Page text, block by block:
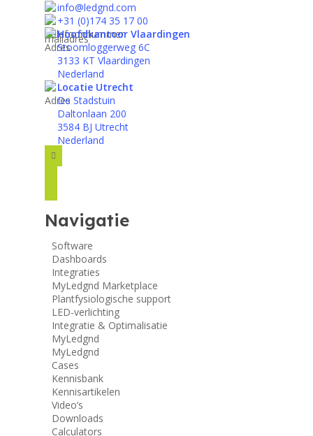
info@ledgnd.com
+31 (0)174 35 17 00
Hoofdkantoor Vlaardingen
Stoomloggerweg 6C
3133 KT Vlaardingen
Nederland
Locatie Utrecht
De Stadstuin
Daltonlaan 200
3584 BJ Utrecht
Nederland
facebook
Navigatie
Software
Dashboards
Integraties
MyLedgnd Marketplace
Plantfysiologische support
LED-verlichting
Integratie & Optimalisatie
MyLedgnd
MyLedgnd
Cases
Kennisbank
Kennisartikelen
Video’s
Downloads
Calculators